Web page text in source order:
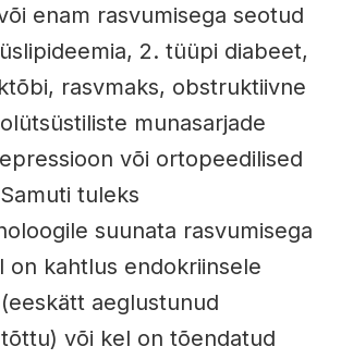
enam rasvumisega seotud
2. tüüpi diabeet,
rasvmaks, obstruktiivne
munasarjade
või ortopeedilised
tuleks
suunata rasvumisega
on kahtlus endokriinsele
aeglustunud
või kel on tõendatud